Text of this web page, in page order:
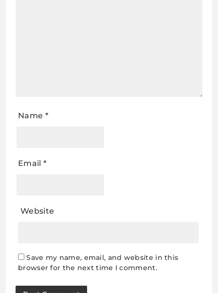
Name *
Email *
Website
Save my name, email, and website in this
browser for the next time I comment.